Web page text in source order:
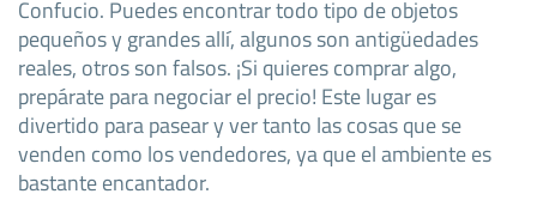
Confucio. Puedes encontrar todo tipo de objetos
pequeños y grandes allí, algunos son antigüedades
reales, otros son falsos. ¡Si quieres comprar algo,
prepárate para negociar el precio! Este lugar es
divertido para pasear y ver tanto las cosas que se
venden como los vendedores, ya que el ambiente es
bastante encantador.